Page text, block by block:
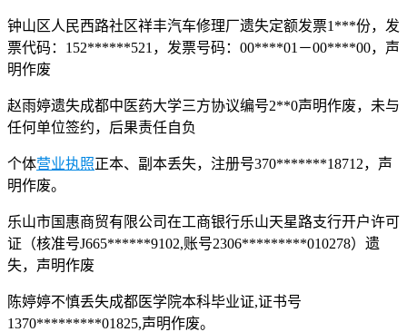
钟山区人民西路社区祥丰汽车修理厂遗失定额发票1***份，发
票代码：152******521，发票号码：00****01－00****00，声
明作废
赵雨婷遗失成都中医药大学三方协议编号2**0声明作废，未与
任何单位签约，后果责任自负
个体营业执照正本、副本丢失，注册号370*******18712，声
明作废。
乐山市国惠商贸有限公司在工商银行乐山天星路支行开户许可
证（核准号J665******9102,账号2306*********010278）遗
失，声明作废
陈婷婷不慎丢失成都医学院本科毕业证,证书号
1370*********01825,声明作废。